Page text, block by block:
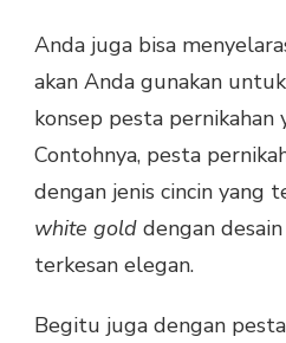
Anda juga bisa
akan Anda gunakan
konsep pesta pernikahan
Contohnya, pesta
dengan jenis cincin yang
white gold dengan
terkesan elegan.
Begitu juga dengan